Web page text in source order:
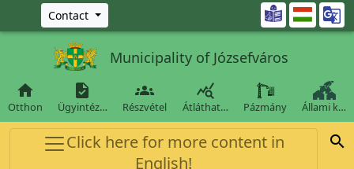
Ugrás a fő tartalomra
Contact 
Municipality of Józsefváros

Otthon

Ügyintéz…

Részvétel

Átláthat… Pázmány Állami k…
Click here for more content in
English!
